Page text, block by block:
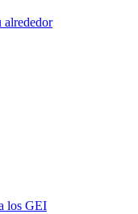
alrededor
los GEI